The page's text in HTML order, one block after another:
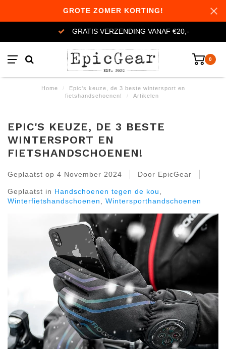
GROTE ZOMER KORTING!
GRATIS VERZENDING VANAF €20,-
0
Home /
Epic's keuze, de 3 beste wintersport en
fietshandschoenen!
/ Artikelen
EPIC'S KEUZE, DE 3 BESTE
WINTERSPORT EN
FIETSHANDSCHOENEN!
Geplaatst op 4 November 2024 Door EpicGear
Geplaatst in Handschoenen tegen de kou
Winterfietshandschoenen
Wintersporthandschoenen